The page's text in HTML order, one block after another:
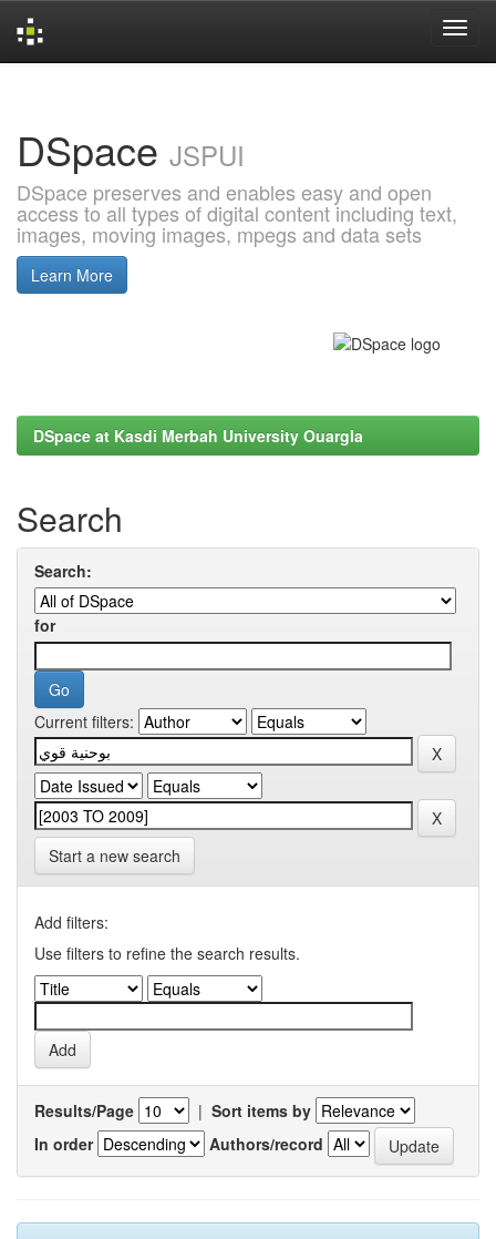
DSpace JSPUI
DSpace preserves and enables easy and open
access to all types of digital content including text,
images, moving images, mpegs and data sets
Learn More
DSpace at Kasdi Merbah University Ouargla
Search
Search:
for
Current filters:
Start a new search
Add filters:
Use filters to refine the search results.
Results/Page | Sort items by
In order
Authors/record